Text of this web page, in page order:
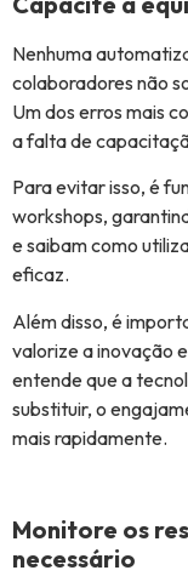
Nenhuma
colaboradores não
Um dos erros mais
a falta de
Para evitar isso, é
workshops,
e saibam como
eficaz.
Além disso, é
valorize a inovação
entende que a
substituir, o
mais rapidamente.
Monitore os
necessário